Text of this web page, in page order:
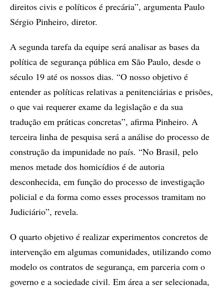
direitos civis e políticos é precária”, argumenta Paulo
Sérgio Pinheiro, diretor.
A segunda tarefa da equipe será analisar as bases da
política de segurança pública em São Paulo, desde o
século 19 até os nossos dias. “O nosso objetivo é
entender as políticas relativas a penitenciárias e prisões,
o que vai requerer exame da legislação e da sua
tradução em práticas concretas”, afirma Pinheiro. A
terceira linha de pesquisa será a análise do processo de
construção da impunidade no país. “No Brasil, pelo
menos metade dos homicídios é de autoria
desconhecida, em função do processo de investigação
policial e da forma como esses processos tramitam no
Judiciário”, revela.
O quarto objetivo é realizar experimentos concretos de
intervenção em algumas comunidades, utilizando como
modelo os contratos de segurança, em parceria com o
governo e a sociedade civil. Em área a ser selecionada,